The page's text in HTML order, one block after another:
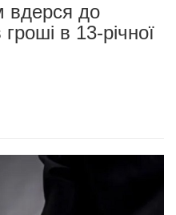
вдерся до
в 13-річної